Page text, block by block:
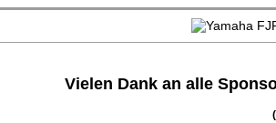
Vielen Dank an alle